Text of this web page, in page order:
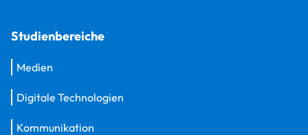
Studienbereiche
Medien
Digitale Technologien
Kommunikation